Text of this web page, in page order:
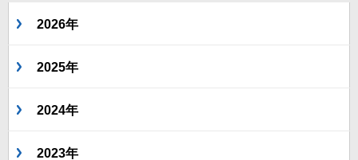
2026年
2025年
2024年
2023年